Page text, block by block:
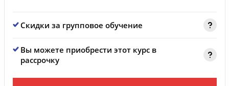
Скидки за групповое обучение
Вы можете приобрести этот курс в
рассрочку